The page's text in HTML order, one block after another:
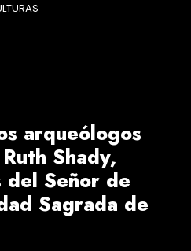
arqueólogos
Shady,
del Señor de
Sagrada de